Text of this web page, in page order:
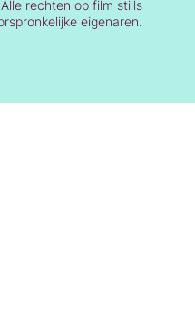
rechten op film stills
eigenaren.